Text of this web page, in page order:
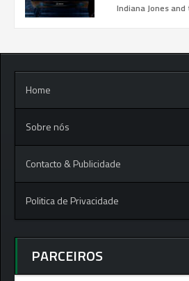
Indiana Jones
Home
Sobre nós
Contacto & Publicidade
Politica de Privacidade
PARCEIROS